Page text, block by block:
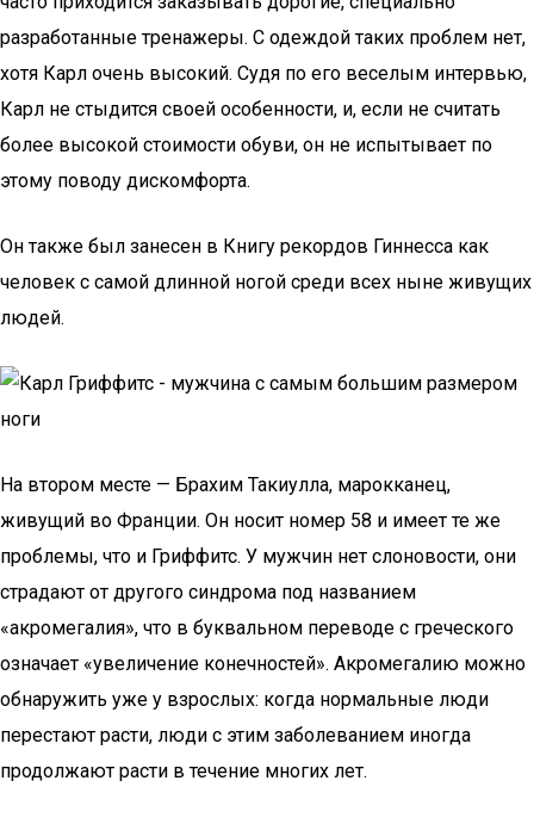
разработанные тренажеры. С одеждой таких проблем нет,
хотя Карл очень высокий. Судя по его веселым интервью,
Карл не стыдится своей особенности, и, если не считать
более высокой стоимости обуви, он не испытывает по
этому поводу дискомфорта.
Он также был занесен в Книгу рекордов Гиннесса как
человек с самой длинной ногой среди всех ныне живущих
людей.
На втором месте — Брахим Такиулла, марокканец,
живущий во Франции. Он носит номер 58 и имеет те же
проблемы, что и Гриффитс. У мужчин нет слоновости, они
страдают от другого синдрома под названием
«акромегалия», что в буквальном переводе с греческого
означает «увеличение конечностей». Акромегалию можно
обнаружить уже у взрослых: когда нормальные люди
перестают расти, люди с этим заболеванием иногда
продолжают расти в течение многих лет.